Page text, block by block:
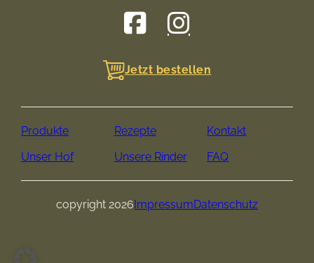
Jetzt bestellen
Produkte Rezepte
Kontakt
Unser Hof
Unsere Rinder FAQ
copyright 2026ImpressumDatenschutz